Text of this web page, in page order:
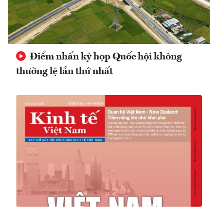
Điểm nhấn kỳ họp Quốc hội không
thường lệ lần thứ nhất